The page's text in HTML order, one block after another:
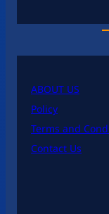
ABOUT US
Policy
Terms and
Contact Us